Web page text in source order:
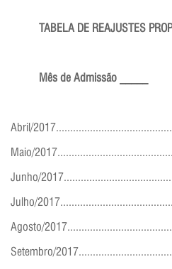
TABELA DE REAJUSTES
Mês de Admissão
Abril/
Maio/
Junho/
Julho/
Agosto/
Setembro/